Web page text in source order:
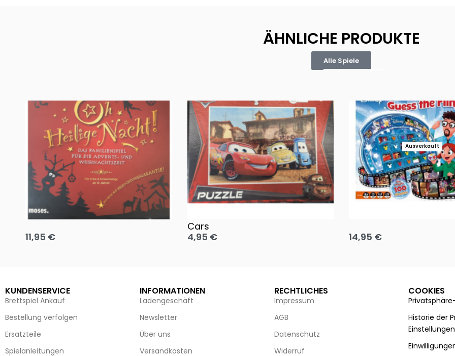
ÄHNLICHE PRODUKTE
Alle Spiele
Oh, heilige Nacht!
11,95 €
Cars
4,95 €
Ausverkauft
14,95 €
KUNDENSERVICE
Brettspiel Ankauf
Bestellung verfolgen
Ersatzteile
Spielanleitungen
INFORMATIONEN
Ladengeschäft
Newsletter
Über uns
Versandkosten
RECHTLICHES
Impressum
AGB
Datenschutz
Widerruf
COOKIES
Historie der
Einstellungen